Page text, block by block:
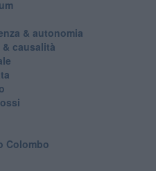
& autonomia
& causalità
Colombo